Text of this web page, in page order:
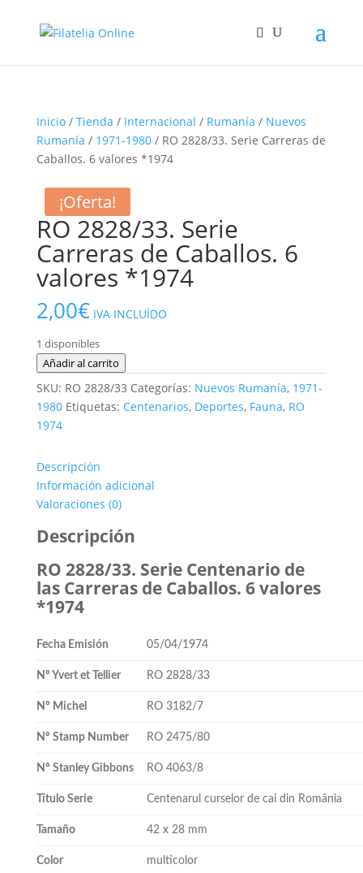
Inicio/ Tienda / Internacional / Rumanía / Nuevos
Rumanía / 1971-1980/ RO 2828/33. Serie Carreras de
Caballos. 6 valores *1974
RO 2828/33. Serie
Carreras de Caballos. 6
valores *1974
2,00€ IVA INCLUÍDO
1 disponibles
RO
2828/33.
Serie
Carreras
6
valores
*1974
cantidad
Añadir al carrito
SKU: RO 2828/33 Categorías: Nuevos Rumanía, 1971-
1980 Etiquetas: Centenarios, Deportes, Fauna, RO
1974
Descripción
Información adicional
Valoraciones (0)
Descripción
RO 2828/33. Serie Centenario de
las Carreras de Caballos. 6 valores
*1974
Fecha Emisión 05/04/1974
Nº Yvert et Tellier RO 2828/33
Nº Michel RO 3182/7
Nº Stamp Number RO 2475/80
Nº Stanley Gibbons RO 4063/8
Título Serie Centenarul curselor de cai din România
Tamaño 42 x 28 mm
Color multicolor
¡Oferta!